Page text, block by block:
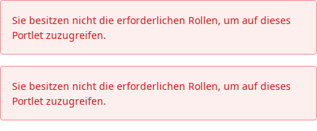
Katholische Jugendfürsorge
Sie besitzen nicht die erforderlichen Rollen, um auf dieses
Portlet zuzugreifen.
Sie besitzen nicht die erforderlichen Rollen, um auf dieses
Portlet zuzugreifen.